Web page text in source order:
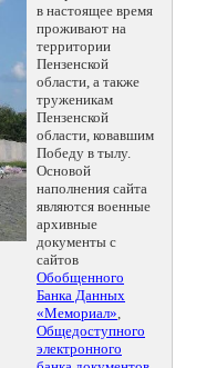
в настоящее время
проживают на
территории
Пензенской
области, а также
труженикам
Пензенской
области, ковавшим
Победу в тылу.
Основой
наполнения сайта
являются военные
архивные
документы с
сайтов
Обобщенного
Банка Данных
«Мемориал»,
Общедоступного
электронного